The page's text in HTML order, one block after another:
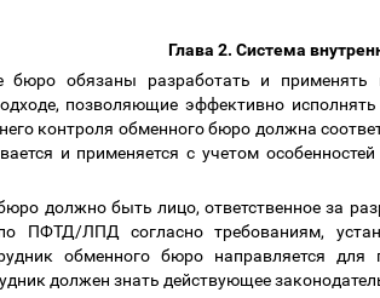
Глава 2. Система
обязаны разработать и применять
позволяющие эффективно
контроля обменного бюро должна
и применяется с учетом
должно быть лицо, ответственное за
по ПФТД/ЛПД согласно требованиям,
обменного бюро направляется
должен знать действующее